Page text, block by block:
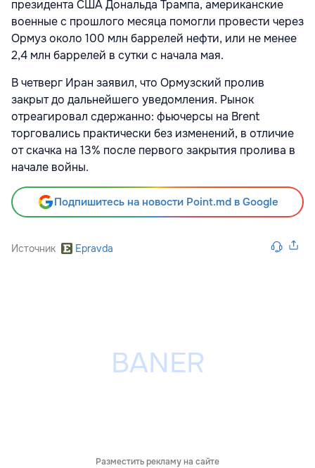
президента США Дональда Трампа, американские
военные с прошлого месяца помогли провести через
Ормуз около 100 млн баррелей нефти, или не менее
2,4 млн баррелей в сутки с начала мая.
В четверг Иран заявил, что Ормузский пролив
закрыт до дальнейшего уведомления. Рынок
отреагировал сдержанно: фьючерсы на Brent
торговались практически без изменений, в отличие
от скачка на 13% после первого закрытия пролива в
начале войны.
Подпишитесь на новости Point.md в Google
Источник Epravda
Разместить рекламу на сайте